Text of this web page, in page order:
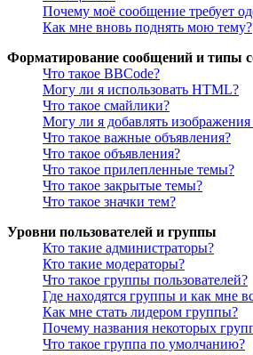
Почему моё сообщение требует
Как мне вновь поднять мою тему?
Форматирование сообщений и типы
Что такое BBCode?
Могу ли я использовать HTML?
Что такое смайлики?
Могу ли я добавлять
Что такое важные объявления?
Что такое объявления?
Что такое прилепленные темы?
Что такое закрытые темы?
Что такое значки тем?
Уровни пользователей и группы
Кто такие администраторы?
Кто такие модераторы?
Что такое группы пользователей?
Где находятся группы и как мне
Как мне стать лидером группы?
Почему названия некоторых
Что такое группа по умолчанию?